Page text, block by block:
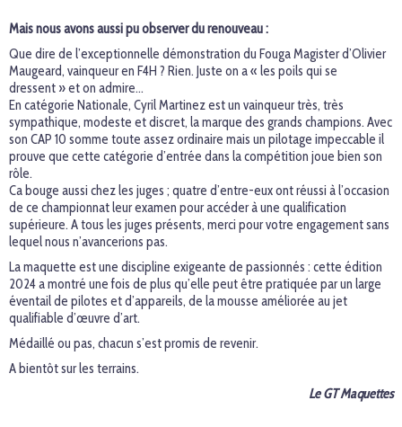
Mais nous avons aussi pu observer du renouveau :
Que dire de l’exceptionnelle démonstration du Fouga Magister d’Olivier
Maugeard, vainqueur en F4H ? Rien. Juste on a « les poils qui se
dressent » et on admire...
En catégorie Nationale, Cyril Martinez est un vainqueur très, très
sympathique, modeste et discret, la marque des grands champions. Avec
son CAP 10 somme toute assez ordinaire mais un pilotage impeccable il
prouve que cette catégorie d’entrée dans la compétition joue bien son
rôle.
Ca bouge aussi chez les juges ; quatre d’entre-eux ont réussi à l’occasion
de ce championnat leur examen pour accéder à une qualification
supérieure. A tous les juges présents, merci pour votre engagement sans
lequel nous n’avancerions pas.
La maquette est une discipline exigeante de passionnés : cette édition
2024 a montré une fois de plus qu’elle peut être pratiquée par un large
éventail de pilotes et d’appareils, de la mousse améliorée au jet
qualifiable d’œuvre d’art.
Médaillé ou pas, chacun s’est promis de revenir.
A bientôt sur les terrains.
Le GT Maquettes